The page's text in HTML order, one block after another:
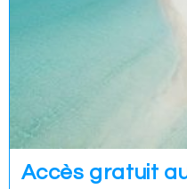
Accès gratuit